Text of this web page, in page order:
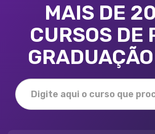
MAIS DE
CURSOS DE